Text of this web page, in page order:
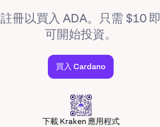
註冊以買入 ADA。只需 $10 即
可開始投資。
買入 Cardano
下載 Kraken 應用程式